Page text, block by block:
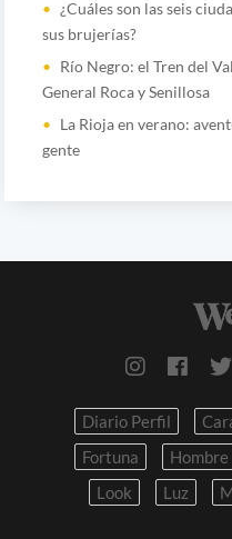
¿Cuáles son las seis
sus brujerías?
Río Negro: el Tren del
General Roca y Senillosa
La Rioja en verano:
gente
Diario Perfil
Fortuna
Hombre
Look
Luz